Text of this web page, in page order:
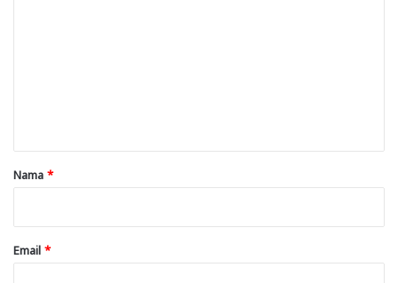
rNama *
Email *